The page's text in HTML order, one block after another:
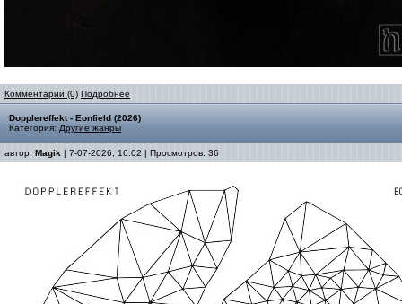
Комментарии (0) Подробнее
Dopplereffekt - Eonfield (2026)
Категория: Другие жанры
автор: Magik | 7-07-2026, 16:02 | Просмотров: 36